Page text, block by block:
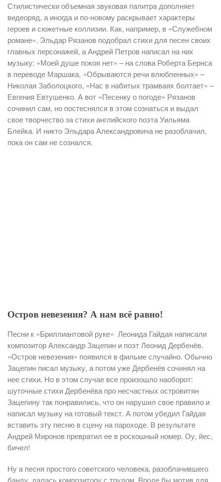
Стилистически объемная звуковая палитра дополняет
видеоряд, а иногда и по-новому раскрывает характеры
героев и сюжетные коллизии. Как, например, в «Служебном
романе». Эльдар Рязанов подобрал стихи для песен своих
главных персонажей, а Андрей Петров написал на них
музыку: «Моей душе покоя нет» – на слова Роберта Бернса
в переводе Маршака, «Обрываются речи влюбленных» –
Николая Заболоцкого, «Нас в набитых трамваях болтает» –
Евгения Евтушенко. А вот «Песенку о погоде» Рязанов
сочинил сам, но постеснялся в этом сознаться и выдал
свое творчество за стихи английского поэта Уильяма
Блейка. И никто Эльдара Александровича не разоблачил,
пока он сам не сознался.
Остров невезения? А нам всё равно!
Песни к «Бриллиантовой руке» Леонида Гайдая написали
композитор Александр Зацепин и поэт Леонид Дербенёв.
«Остров невезения» появился в фильме случайно. Обычно
Зацепин писал музыку, а потом уже Дербенёв сочинял на
нее стихи. Но в этом случае все произошло наоборот:
шуточные стихи Дербенёва про несчастных островитян
Зацепину так понравились, что он нарушил свое правило и
написал музыку на готовый текст. А потом убедил Гайдая
вставить эту песню в сцену на пароходе. В результате
Андрей Миронов превратил ее в роскошный номер. Оу, йес,
бичел!
Ну а песня простого советского человека, разоблачившего
банду, далась композитору с трудом. Вроде бы мотив для